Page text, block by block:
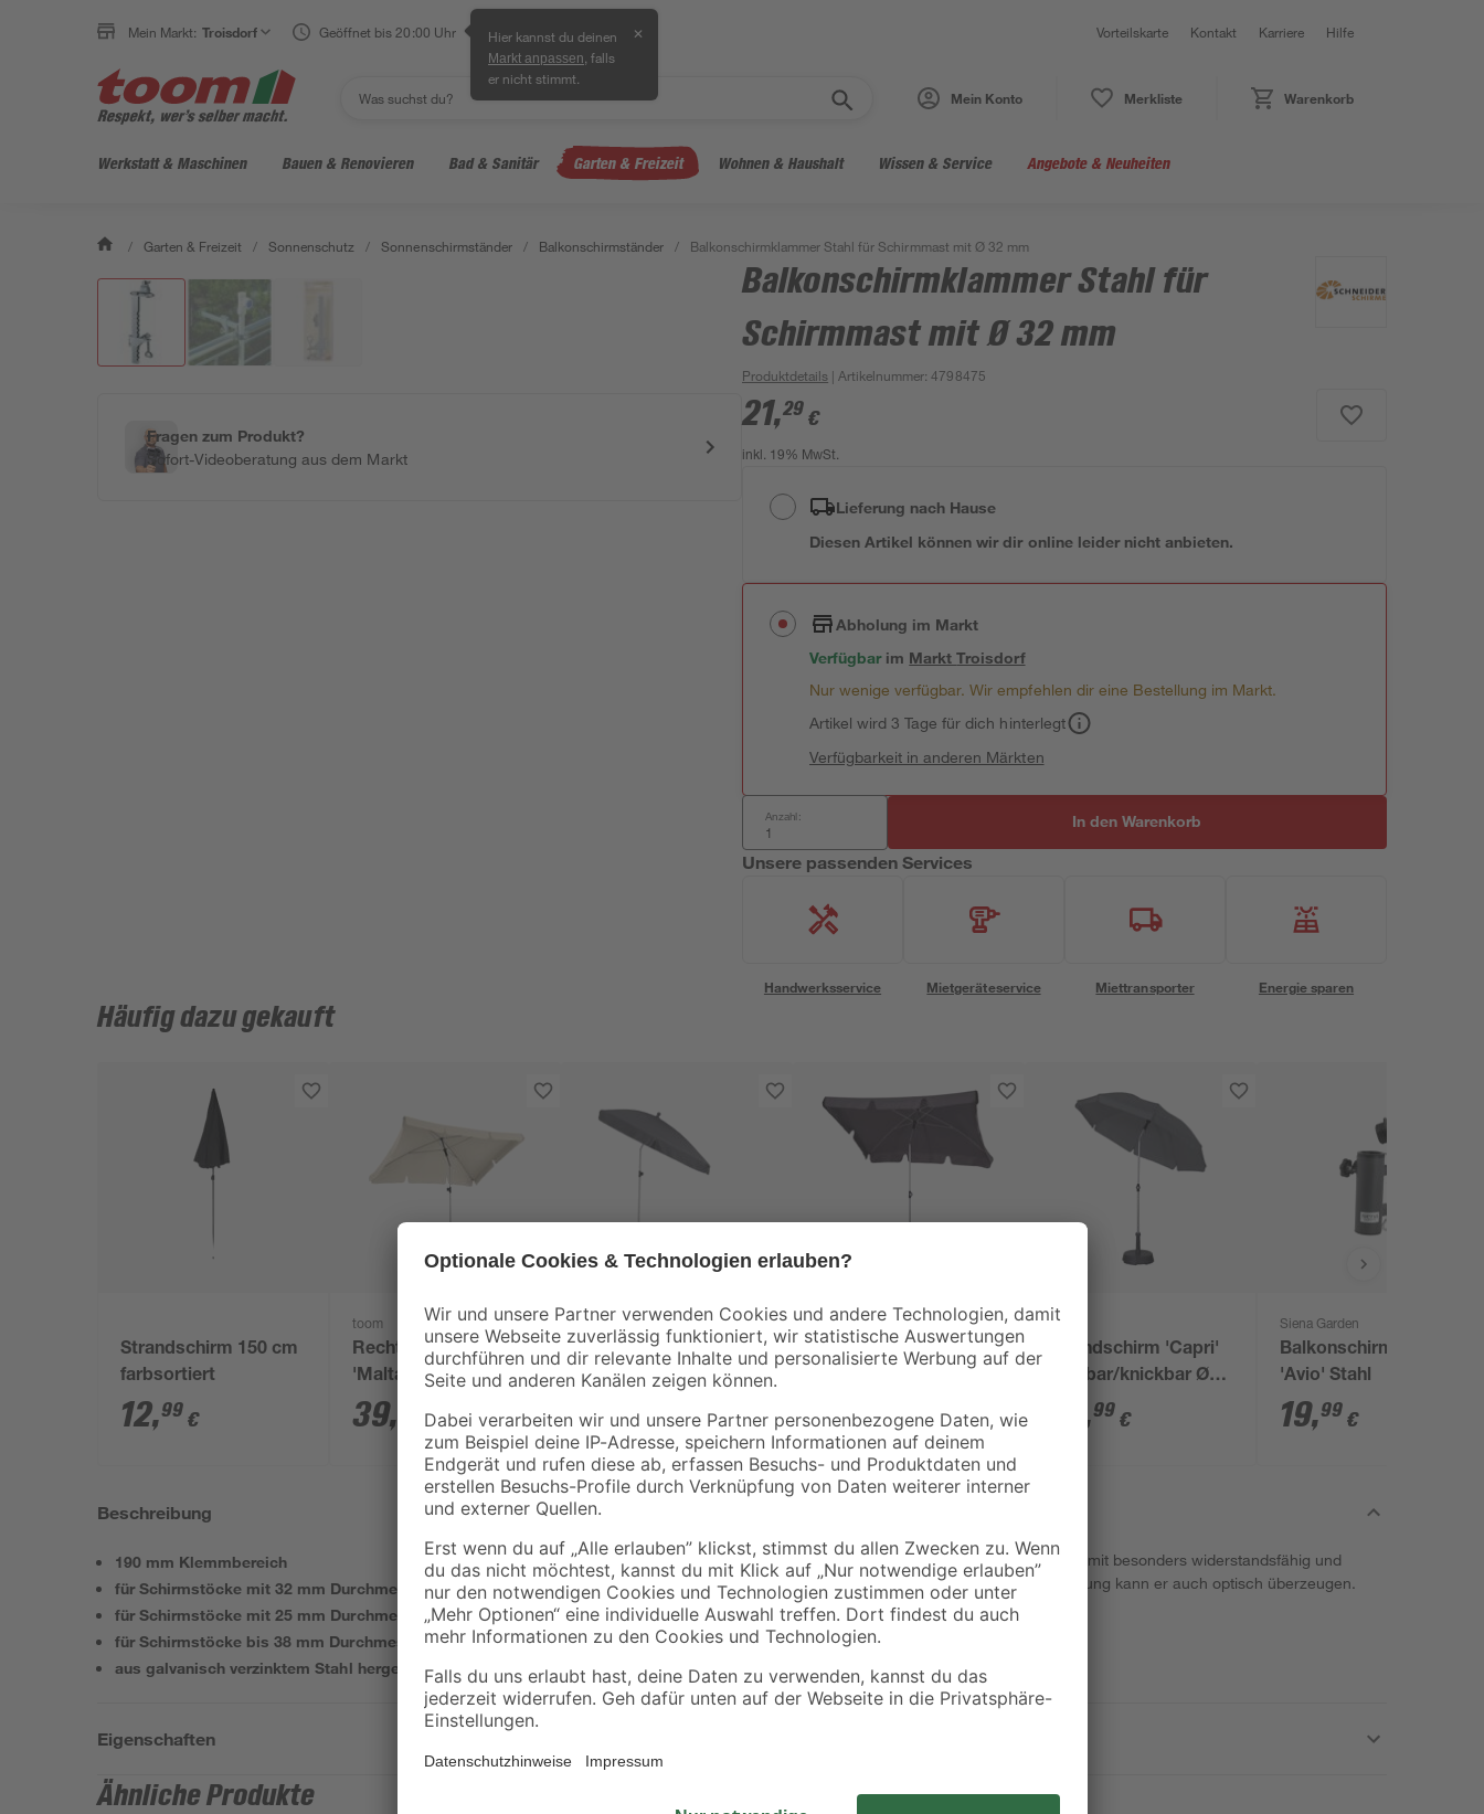
Mein Markt: Troisdorf Geöffnet bis 20:00 Uhr Hier kannst du deinen
Markt anpassen , falls
er nicht stimmt.
✕ Vorteilskarte Kontakt Karriere Hilfe
Mein Konto Merkliste Warenkorb
Werkstatt & Maschinen Bauen & Renovieren Bad & Sanitär Garten & Freizeit Wohnen & Haushalt Wissen & Service Angebote & Neuheiten
/ Garten & Freizeit / Sonnenschutz / Sonnenschirmständer / Balkonschirmständer / Balkonschirmklammer Stahl für Schirmmast mit Ø 32 mm
Fragen zum Produkt?
Sofort-Videoberatung aus dem Markt
Balkonschirmklammer Stahl für
Schirmmast mit Ø 32 mm
Produktdetails | Artikelnummer:4798475
21,29 €
inkl. 19% MwSt.
Lieferung nach Hause
Diesen Artikel können wir dir online leider nicht anbieten.
Abholung im Markt
Verfügbar im MarktTroisdorf
Nur wenige verfügbar. Wir empfehlen dir eine Bestellung im Markt.
Artikel wird 3 Tage für dich hinterlegt
Verfügbarkeit in anderen Märkten
Anzahl: In den Warenkorb
Unsere passenden Services
Handwerksservice Mietgeräteservice Miettransporter Energie sparen
Häufig dazu gekauft
Strandschirm 150 cm
farbsortiert
12,99 €
toom
Rechteckschirm
'Malta' knickbar 200 x
150 cm
39, €
toom
Rechteckschirm
'Malta'
x 150 cm
39, 99 €
toom
Rechteckschirm
x 200 cm
39, €
toom
Strandschirm 'Capri'
drehbar/knickbar Ø
180 cm
,99 €
Siena Garden
Balkonschirmklammer
'Avio' Stahl
19,99 €
Beschreibung
190 mm Klemmbereich
für Schirmstöcke mit 32 mm Durchmesser bei waagrechter Montage
für Schirmstöcke mit 25 mm Durchmesser bei senkrechter Montage
für Schirmstöcke bis 38 mm Durchmesser nur bei zusätzlicher Absicherung
aus galvanisch verzinktem Stahl hergestellt
Der Artikel wurde aus Stahl hergestellt und ist somit besonders widerstandsfähig und
langlebig. Dank seiner schlichten silbernen Färbung kann er auch optisch überzeugen.
Eigenschaften
Ähnliche Produkte